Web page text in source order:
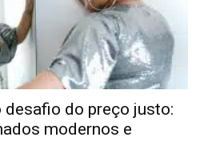
do preço justo:
modernos e